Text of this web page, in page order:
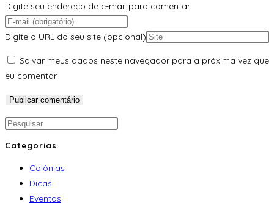
Digite seu endereço de e-mail para comentar
Digite o URL do seu site (opcional)
Salvar meus dados neste navegador para a próxima vez que
eu comentar.
Categorias
Colônias
Dicas
Eventos